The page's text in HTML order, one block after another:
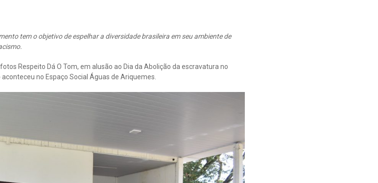
tem o objetivo de espelhar a diversidade brasileira em seu ambiente de
Respeito Dá O Tom, em alusão ao Dia da Abolição da escravatura no
no Espaço Social Águas de Ariquemes.